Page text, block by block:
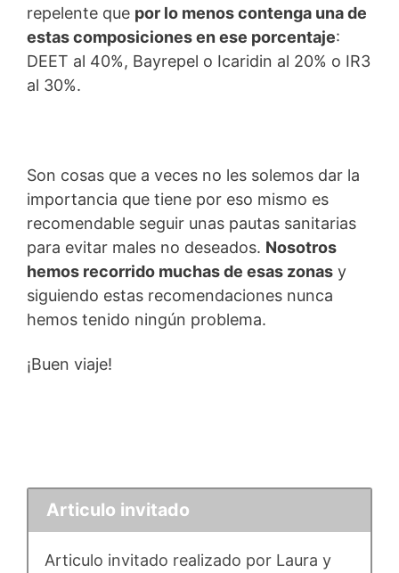
repelente que por lo menos contenga una de
estas composiciones en ese porcentaje:
DEET al 40%, Bayrepel o Icaridin al 20% o IR3
al 30%.
Son cosas que a veces no les solemos dar la
importancia que tiene por eso mismo es
recomendable seguir unas pautas sanitarias
para evitar males no deseados. Nosotros
hemos recorrido muchas de esas zonas y
siguiendo estas recomendaciones nunca
hemos tenido ningún problema.
¡Buen viaje!
Articulo invitado
Articulo invitado realizado por Laura y